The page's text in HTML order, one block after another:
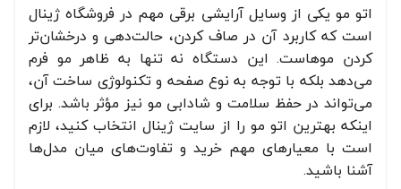
اتو مو یکی از وسایل آرایشی برقی مهم در فروشگاه ژینال
است که کاربرد آن در صاف کردن، حالت‌دهی و درخشان‌تر
کردن موهاست. این دستگاه نه ‌تنها به ظاهر مو فرم
می‌دهد بلکه با توجه به نوع صفحه و تکنولوژی ساخت آن،
می‌تواند در حفظ سلامت و شادابی مو نیز مؤثر باشد. برای
اینکه بهترین اتو مو را از سایت ژینال انتخاب کنید، لازم
است با معیارهای مهم خرید و تفاوت‌های میان مدل‌ها
آشنا باشید.